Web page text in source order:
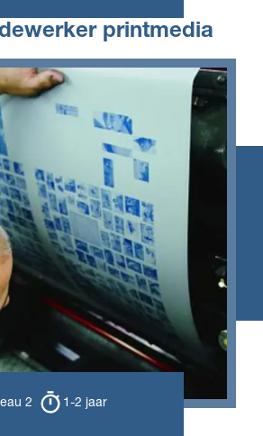
printmedia
2
Opleiding
duur
1-2 jaar